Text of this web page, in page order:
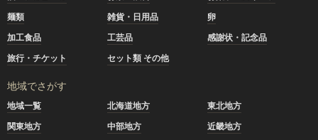
麺類
雑貨・日用品
卵
加工食品
工芸品
感謝状・記念品
旅行・チケット
セット類 その他
地域でさがす
地域一覧 北海道地方
東北地方
関東地方
中部地方
近畿地方